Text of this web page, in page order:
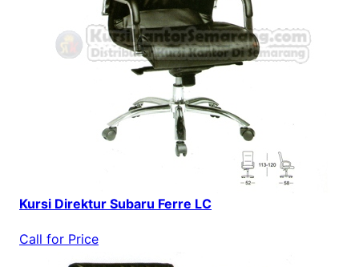
Kursi Direktur Subaru Ferre LC
Call for Price